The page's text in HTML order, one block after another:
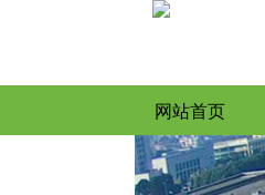
网站首页